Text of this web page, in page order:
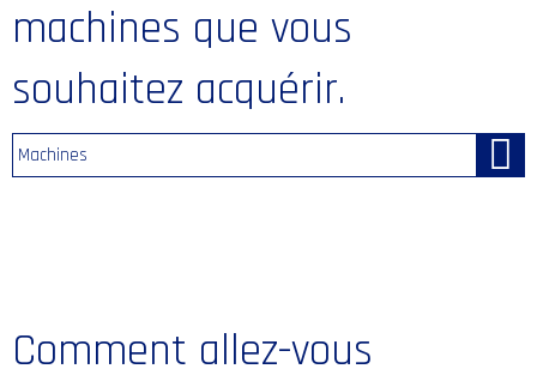
machines que vous
souhaitez acquérir.
Machines
Comment allez-vous